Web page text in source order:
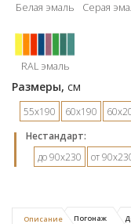
Белая эмаль Серая
RAL эмаль
Размеры, см
55х190 60х190
Hестандарт:
до 90х230
от
Описание Погонаж